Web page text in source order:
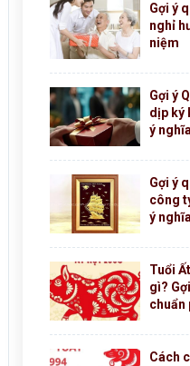
Gợi ý
nghỉ
niệm
Gợi ý
dịp ký
ý
Gợi ý
công
ý
Tuổi
gì?
chuẩn
Cách